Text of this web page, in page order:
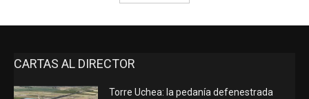
CARTAS AL DIRECTOR
Torre Uchea: la pedanía defenestrada